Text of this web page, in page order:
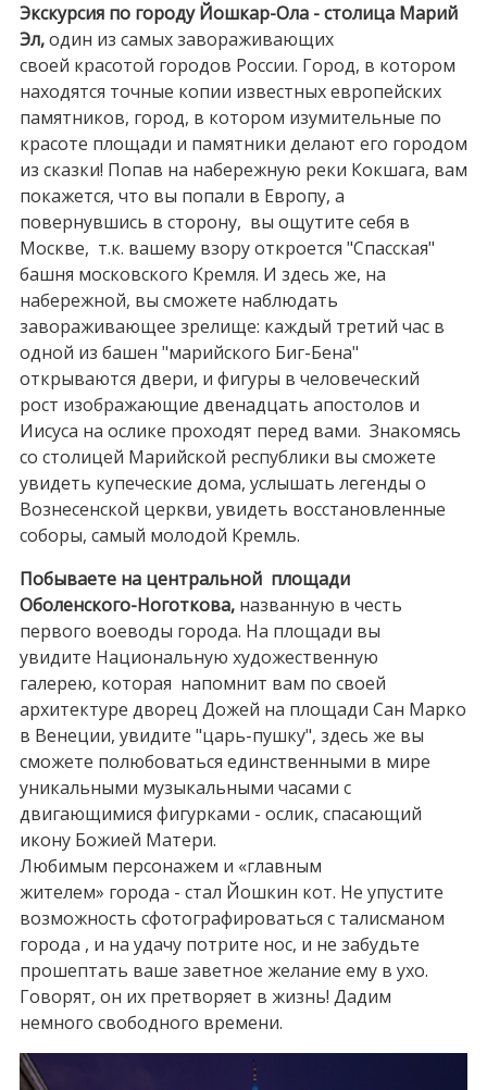
Экскурсия по городу Йошкар-Ола - столица Марий
Эл,один из самых завораживающих
своей красотой городов России. Город, в котором
находятся точные копии известных европейских
памятников, город, в котором изумительные по
красоте площади и памятники делают его городом
из сказки! Попав на набережную реки Кокшага, вам
покажется, что вы попали в Европу, а
повернувшись в сторону, вы ощутите себя в
Москве, т.к. вашему взору откроется "Спасская"
башня московского Кремля. И здесь же, на
набережной, вы сможете наблюдать
завораживающее зрелище: каждый третий час в
одной из башен "марийского Биг-Бена"
открываются двери, и фигуры в человеческий
рост изображающие двенадцать апостолов и
Иисуса на ослике проходят перед вами. Знакомясь
со столицей Марийской республики вы сможете
увидеть купеческие дома, услышать легенды о
Вознесенской церкви, увидеть восстановленные
соборы, самый молодой Кремль.
Побываете на центральной площади
Оболенского-Ноготкова,названную в честь
первого воеводы города. На площади вы
увидите Национальную художественную
галерею, которая напомнит вам по своей
архитектуре дворец Дожей на площади Сан Марко
в Венеции, увидите "царь-пушку", здесь же вы
сможете полюбоваться единственными в мире
уникальными музыкальными часами с
двигающимися фигурками - ослик, спасающий
икону Божией Матери.
Любимым персонажем и «главным
жителем» города - стал Йошкин кот. Не упустите
возможность сфотографироваться с талисманом
города , и на удачу потрите нос, и не забудьте
прошептать ваше заветное желание ему в ухо.
Говорят, он их претворяет в жизнь! Дадим
немного свободного времени.